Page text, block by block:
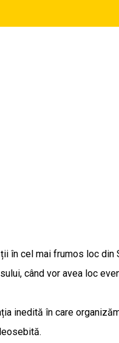
în cel mai frumos loc
când vor avea loc
inedită în care